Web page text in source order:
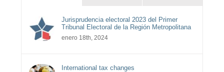
Jurisprudencia electoral 2023 del Primer
Tribunal Electoral de la Región Metropolitana
enero 18th, 2024
International tax changes